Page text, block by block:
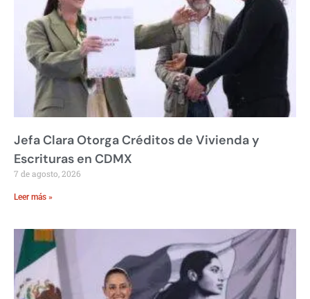
Jefa Clara Otorga Créditos de Vivienda y
Escrituras en CDMX
7 de agosto, 2026
Leer más »